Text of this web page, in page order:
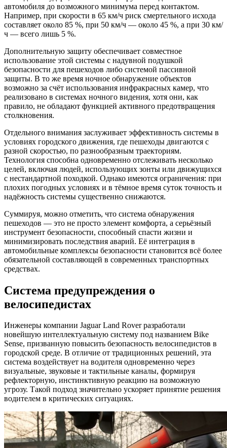
автомобиля до возможного минимума перед контактом.
Например, при скорости в 65 км/ч риск смертельного исхода
составляет около 85 %, при 50 км/ч — около 45 %, а при 30 км/
ч — всего лишь 5 %.
Дополнительную защиту обеспечивает совместное
использование этой системы с надувной подушкой
безопасности для пешеходов либо системой пассивной
защиты. В то же время ночное обнаружение объектов
возможно за счёт использования инфракрасных камер, что
реализовано в системах ночного видения, хотя они, как
правило, не обладают функцией активного предотвращения
столкновения.
Отдельного внимания заслуживает эффективность системы в
условиях городского движения, где пешеходы двигаются с
разной скоростью, по разнообразным траекториям.
Технология способна одновременно отслеживать несколько
целей, включая людей, использующих зонты или движущихся
с нестандартной походкой. Однако имеются ограничения: при
плохих погодных условиях и в тёмное время суток точность и
надёжность системы существенно снижаются.
Суммируя, можно отметить, что система обнаружения
пешеходов — это не просто элемент комфорта, а серьёзный
инструмент безопасности, способный спасти жизни и
минимизировать последствия аварий. Её интеграция в
автомобильные комплексы безопасности становится всё более
обязательной составляющей в современных транспортных
средствах.
Система предупреждения о
велосипедистах
Инженеры компании Jaguar Land Rover разработали
новейшую интеллектуальную систему под названием Bike
Sense, призванную повысить безопасность велосипедистов в
городской среде. В отличие от традиционных решений, эта
система воздействует на водителя одновременно через
визуальные, звуковые и тактильные каналы, формируя
рефлекторную, инстинктивную реакцию на возможную
угрозу. Такой подход значительно ускоряет принятие решения
водителем в критических ситуациях.